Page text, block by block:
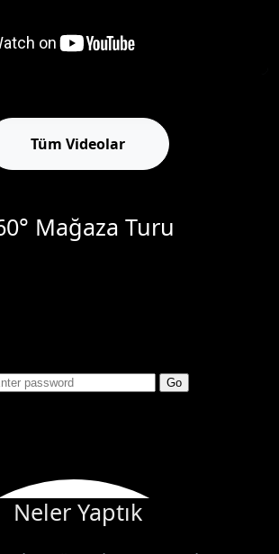
Tüm Videolar
Mağaza Turu
Neler Yaptık